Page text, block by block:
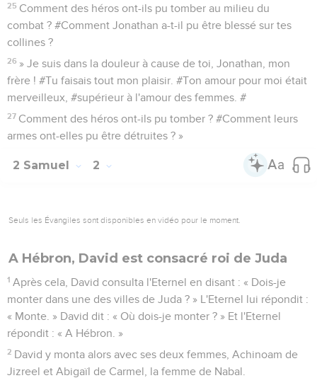
25 Comment des héros ont-ils pu tomber au milieu du
combat ? #Comment Jonathan a-t-il pu être blessé sur tes
collines ?
26 » Je suis dans la douleur à cause de toi, Jonathan, mon
frère ! #Tu faisais tout mon plaisir. #Ton amour pour moi était
merveilleux, #supérieur à l'amour des femmes. #
27 Comment des héros ont-ils pu tomber ? #Comment leurs
armes ont-elles pu être détruites ? »
2 Samuel 2
Seuls les Évangiles sont disponibles en vidéo pour le moment.
A Hébron, David est consacré roi de Juda
1 Après cela, David consulta l'Eternel en disant : « Dois-je
monter dans une des villes de Juda ? » L'Eternel lui répondit :
« Monte. » David dit : « Où dois-je monter ? » Et l'Eternel
répondit : « A Hébron. »
2 David y monta alors avec ses deux femmes, Achinoam de
Jizreel et Abigaïl de Carmel, la femme de Nabal.